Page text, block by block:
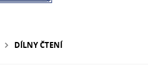
DÍLNY ČTENÍ